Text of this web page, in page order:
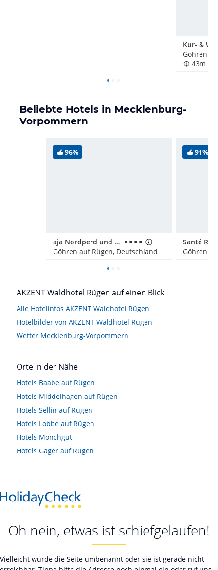
Göhren
43m
Beliebte Hotels in Mecklenburg-
Vorpommern
96%
aja Nordperd und Villen Göhren
Göhren auf Rügen, Deutschland
91%
Göhren
AKZENT Waldhotel Rügen auf einen Blick
Alle Hotelinfos AKZENT Waldhotel Rügen
Hotelbilder von AKZENT Waldhotel Rügen
Wetter Mecklenburg-Vorpommern
Orte in der Nähe
Hotels Baabe auf Rügen
Hotels Middelhagen auf Rügen
Hotels Sellin auf Rügen
Hotels Lobbe auf Rügen
Hotels Mönchgut
Hotels Gager auf Rügen
Oh nein, etwas ist schiefgelaufen!
Vielleicht wurde die Seite umbenannt oder sie ist gerade nicht